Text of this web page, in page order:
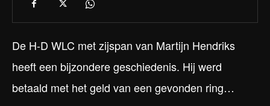
De H-D WLC met zijspan van Martijn Hendriks
heeft een bijzondere geschiedenis. Hij werd
betaald met het geld van een gevonden ring…